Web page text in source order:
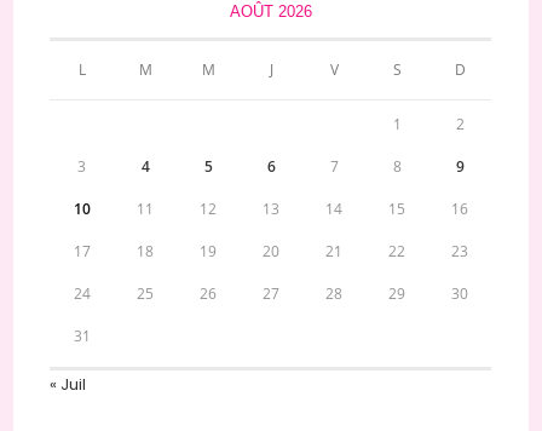
AOÛT 2026
L M M J V S D
1 2
3 4 5 6 7 8 9
10 11 12 13 14 15 16
17 18 19 20 21 22 23
24 25 26 27 28 29 30
31
« Juil